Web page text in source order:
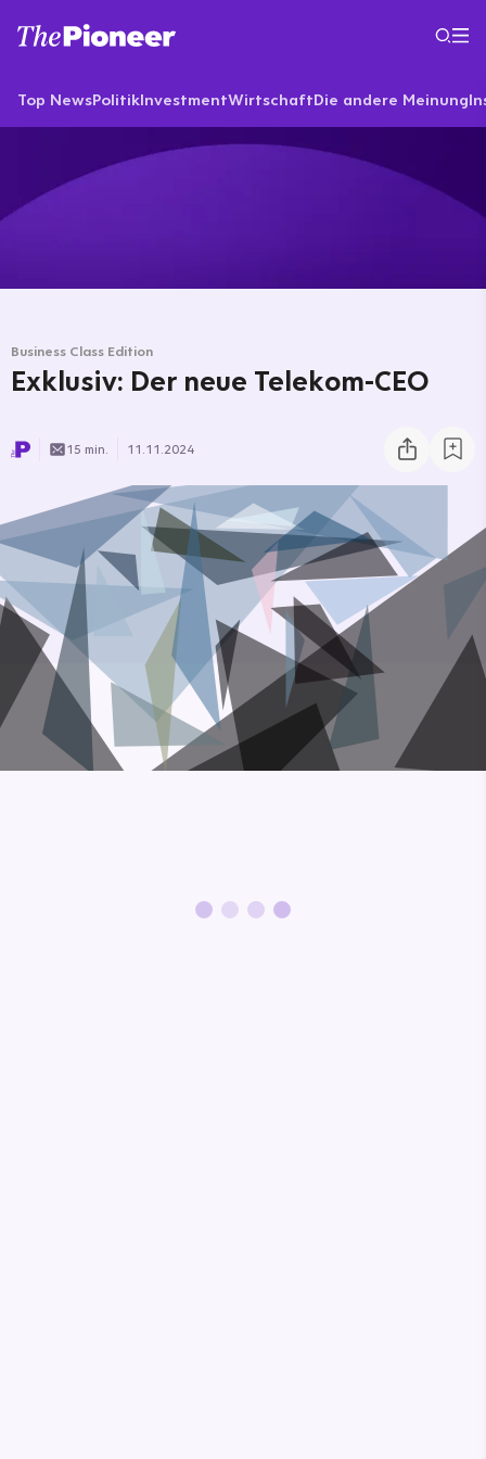
Top NewsPolitikInvestmentWirtschaftDie andere Meinung
Business Class Edition
Exklusiv: Der neue Telekom-CEO
15 min. 11.11.2024